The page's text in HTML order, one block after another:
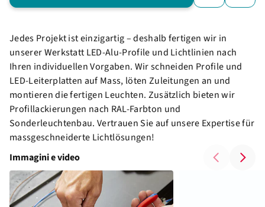
Jedes Projekt ist einzigartig – deshalb fertigen wir in
unserer Werkstatt LED-Alu-Profile und Lichtlinien nach
Ihren individuellen Vorgaben. Wir schneiden Profile und
LED-Leiterplatten auf Mass, löten Zuleitungen an und
montieren die fertigen Leuchten. Zusätzlich bieten wir
Profillackierungen nach RAL-Farbton und
Sonderleuchtenbau. Vertrauen Sie auf unsere Expertise für
massgeschneiderte Lichtlösungen!
Immagini e video